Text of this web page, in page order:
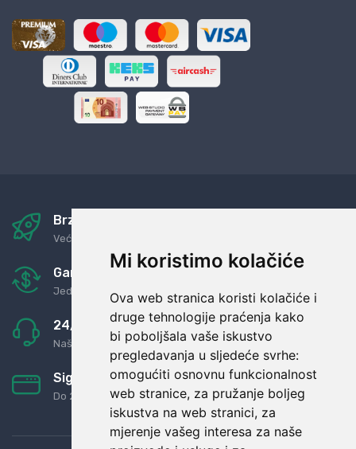
Mi koristimo kolačiće
Ova web stranica koristi kolačiće i
druge tehnologije praćenja kako
bi poboljšala vaše iskustvo
pregledavanja u sljedeće svrhe:
omogućiti osnovnu funkcionalnost
web stranice, za pružanje boljeg
iskustva na web stranici, za
mjerenje vašeg interesa za naše
Brza i sigurna dostava
Već za nekoliko dana kod vas
Garancija u povrat novaca
Jednostavno pravilo: Roba za novac
24/7 odlična podrška
Naši agenti uvijek na raspolaganju
Sigurno obročno plaćanje
Do 24 rata bez kamata